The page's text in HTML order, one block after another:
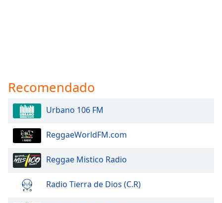
Recomendado
Urbano 106 FM
ReggaeWorldFM.com
Reggae Mistico Radio
Radio Tierra de Dios (C.R)